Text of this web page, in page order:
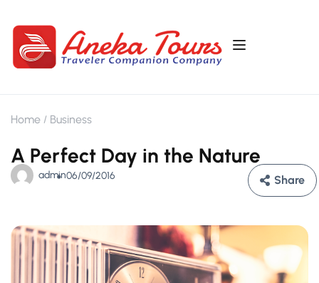
Home Business
A Perfect Day in the Nature
admin06/09/2016 Share